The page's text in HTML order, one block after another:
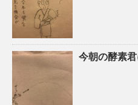
今朝の酵素